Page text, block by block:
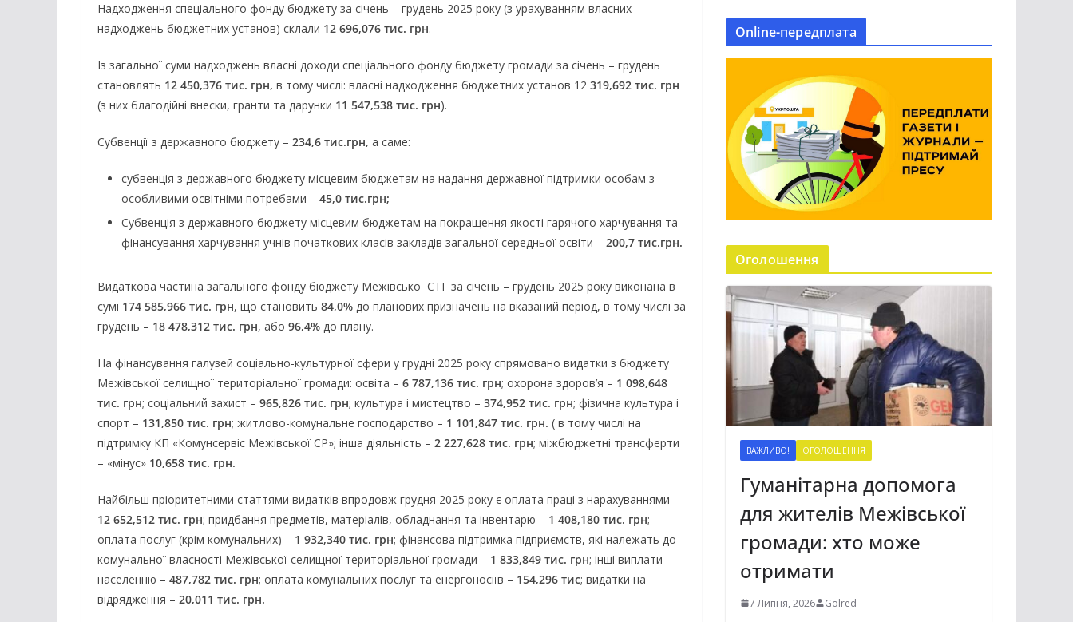
Надходження спеціального фонду бюджету за січень – грудень 2025 року (з урахуванням власних
надходжень бюджетних установ) склали 12 696,076 тис. грн.
Із загальної суми надходжень власні доходи спеціального фонду бюджету громади за січень – грудень
становлять 12 450,376 тис. грн, в тому числі: власні надходження бюджетних установ 12 319,692 тис. грн
(з них благодійні внески, гранти та дарунки 11 547,538 тис. грн).
Субвенції з державного бюджету – 234,6 тис.грн, а саме:
субвенція з державного бюджету місцевим бюджетам на надання державної підтримки особам з
особливими освітніми потребами – 45,0 тис.грн;
Субвенція з державного бюджету місцевим бюджетам на покращення якості гарячого харчування та
фінансування харчування учнів початкових класів закладів загальної середньої освіти – 200,7 тис.грн.
Видаткова частина загального фонду бюджету Межівської СТГ за січень – грудень 2025 року виконана в
сумі 174 585,966 тис. грн, що становить 84,0% до планових призначень на вказаний період, в тому числі за
грудень – 18 478,312 тис. грн, або 96,4% до плану.
На фінансування галузей соціально-культурної сфери у грудні 2025 року спрямовано видатки з бюджету
Межівської селищної територіальної громади: освіта – 6 787,136 тис. грн; охорона здоров’я – 1 098,648
тис. грн; соціальний захист – 965,826 тис. грн; культура і мистецтво – 374,952 тис. грн; фізична культура і
спорт – 131,850 тис. грн; житлово-комунальне господарство – 1 101,847 тис. грн. ( в тому числі на
підтримку КП «Комунсервіс Межівської СР»; інша діяльність – 2 227,628 тис. грн; міжбюджетні трансферти
– «мінус» 10,658 тис. грн.
Найбільш пріоритетними статтями видатків впродовж грудня 2025 року є оплата праці з нарахуваннями –
12 652,512 тис. грн; придбання предметів, матеріалів, обладнання та інвентарю – 1 408,180 тис. грн;
оплата послуг (крім комунальних) – 1 932,340 тис. грн; фінансова підтримка підприємств, які належать до
комунальної власності Межівської селищної територіальної громади – 1 833,849 тис. грн; інші виплати
населенню – 487,782 тис. грн; оплата комунальних послуг та енергоносіїв – 154,296 тис; видатки на
відрядження – 20,011 тис. грн.
Online-передплата
Оголошення
ВАЖЛИВО! ОГОЛОШЕННЯ
Гуманітарна допомога
для жителів Межівської
громади: хто може
отримати
7 Липня, 2026 Golred